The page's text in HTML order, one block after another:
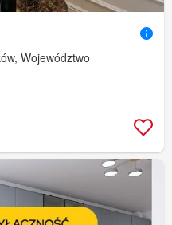
Województwo